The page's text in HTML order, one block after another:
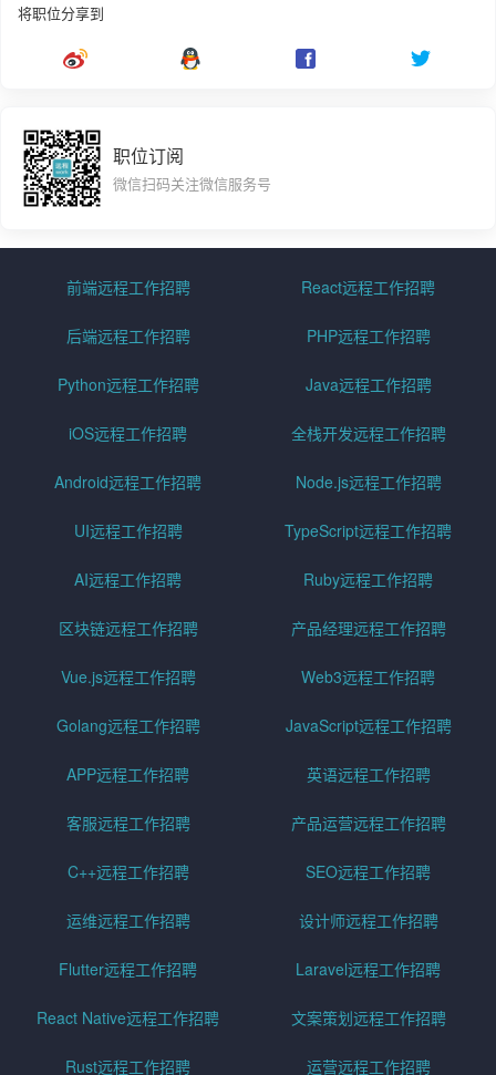
将职位分享到
职位订阅
微信扫码关注微信服务号
前端远程工作招聘 React远程工作招聘
后端远程工作招聘 PHP远程工作招聘
Python远程工作招聘 Java远程工作招聘
iOS远程工作招聘 全栈开发远程工作招聘
Android远程工作招聘 Node.js远程工作招聘
UI远程工作招聘 TypeScript远程工作招聘
AI远程工作招聘 Ruby远程工作招聘
区块链远程工作招聘 产品经理远程工作招聘
Vue.js远程工作招聘 Web3远程工作招聘
Golang远程工作招聘 JavaScript远程工作招聘
APP远程工作招聘 英语远程工作招聘
客服远程工作招聘 产品运营远程工作招聘
C++远程工作招聘 SEO远程工作招聘
运维远程工作招聘 设计师远程工作招聘
Flutter远程工作招聘 Laravel远程工作招聘
React Native远程工作招聘 文案策划远程工作招聘
Rust远程工作招聘 运营远程工作招聘